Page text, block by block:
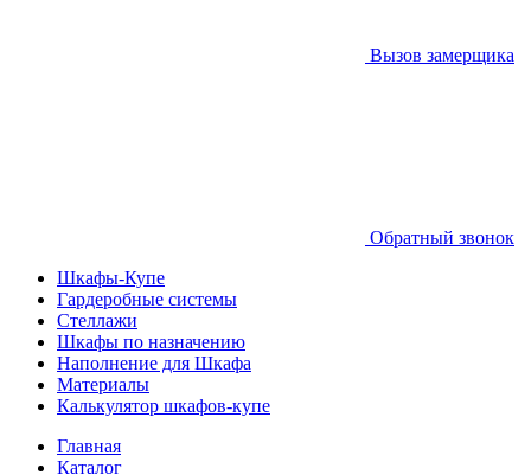
Вызов замерщика
Обратный звонок
Шкафы-Купе
Гардеробные системы
Стеллажи
Шкафы по назначению
Наполнение для Шкафа
Материалы
Калькулятор шкафов-купе
Главная
Каталог